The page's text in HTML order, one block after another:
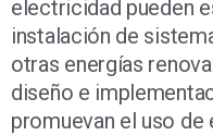
electricidad pueden
instalación de
otras energías
diseño e
promuevan el uso de